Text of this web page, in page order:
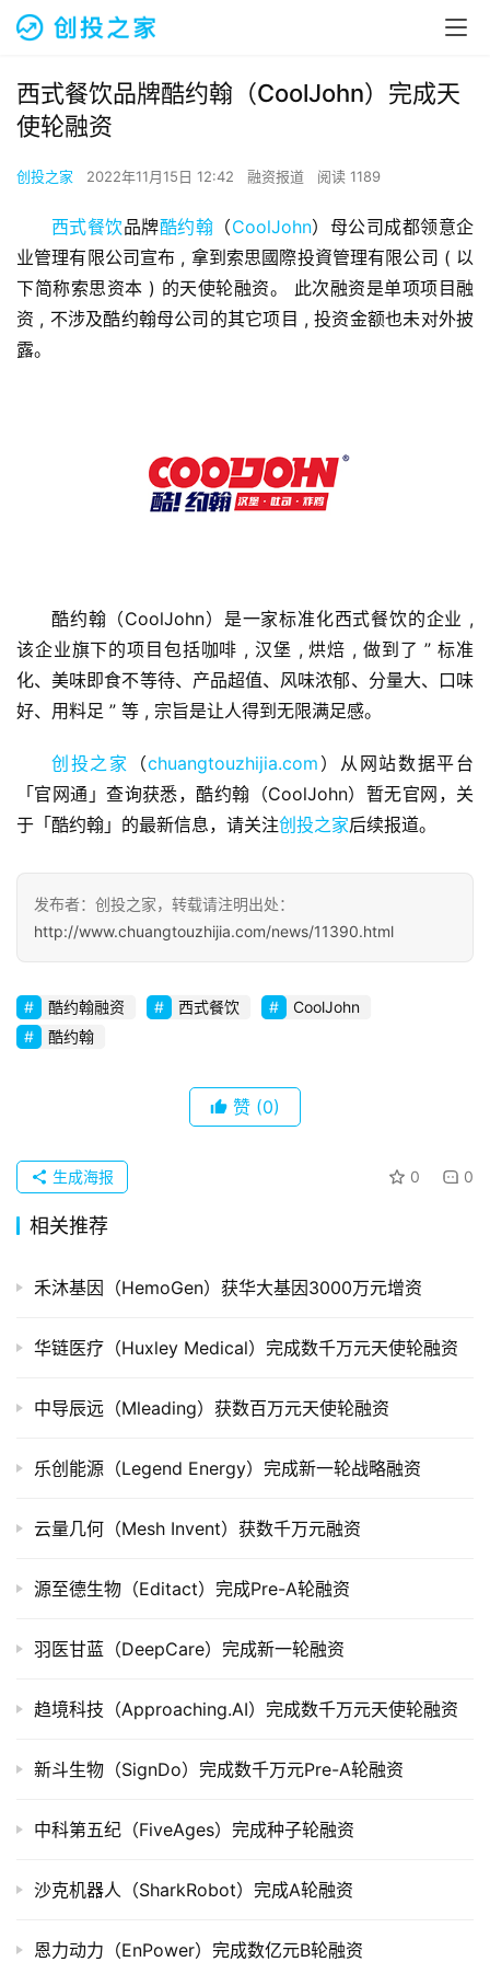
页
融
道
业
观
察
创
企
发
购
组
公
市
创
数
业
院
登录
西式餐饮品牌酷约翰（CoolJohn）完成天
使轮融资
创投之家 2022年11月15日 12:42 融资报道 阅读 1189
西式餐饮品牌酷约翰 （CoolJohn）母公司成都领意企
业管理有限公司宣布 , 拿到索思國際投資管理有限公司 ( 以
下简称索思资本 ) 的天使轮融资。 此次融资是单项项目融
资 , 不涉及酷约翰母公司的其它项目 , 投资金额也未对外披
露。
酷约翰（CoolJohn）是一家标准化西式餐饮的企业 ,
该企业旗下的项目包括咖啡 , 汉堡 , 烘焙 , 做到了 ” 标准
化、美味即食不等待、产品超值、风味浓郁、分量大、口味
好、用料足 ” 等 , 宗旨是让人得到无限满足感。
创投之家 （chuangtouzhijia.com ）从网站数据平台
「官网通」查询获悉，酷约翰（CoolJohn）暂无官网，关
于「酷约翰」的最新信息，请关注创投之家后续报道。
发布者：创投之家，转载请注明出处：
http://www.chuangtouzhijia.com/news/11390.html
酷约翰融资 西式餐饮
CoolJohn
酷约翰
赞 (0)
0 0
生成海报
相关推荐
禾沐基因（HemoGen）获华大基因3000万元增资
华链医疗（Huxley Medical）完成数千万元天使轮融资
中导辰远（Mleading）获数百万元天使轮融资
乐创能源（Legend Energy）完成新一轮战略融资
云量几何（Mesh Invent）获数千万元融资
源至德生物（Editact）完成Pre-A轮融资
羽医甘蓝（DeepCare）完成新一轮融资
趋境科技（Approaching.AI）完成数千万元天使轮融资
新斗生物（SignDo）完成数千万元Pre-A轮融资
中科第五纪（FiveAges）完成种子轮融资
沙克机器人（SharkRobot）完成A轮融资
恩力动力（EnPower）完成数亿元B轮融资